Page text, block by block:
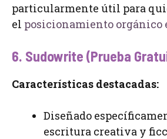
particularmente útil para
el posicionamiento orgánico
6. Sudowrite (Prueba
Características destacadas:
Diseñado
escritura creativa y